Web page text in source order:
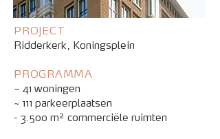
PROJECT
Ridderkerk, Koningsplein
PROGRAMMA
~ 41 woningen
~ 111 parkeerplaatsen
- 3.500 m² commerciële ruimten